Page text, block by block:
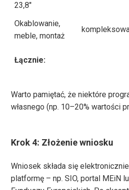
23,8″
Okablowanie,
meble, montaż
Łącznie:
Warto pamiętać, że niektóre
własnego (np. 10–20% wartości
Krok 4: Złożenie wniosku
Wniosek składa się
platformę – np. SIO, portal MEiN